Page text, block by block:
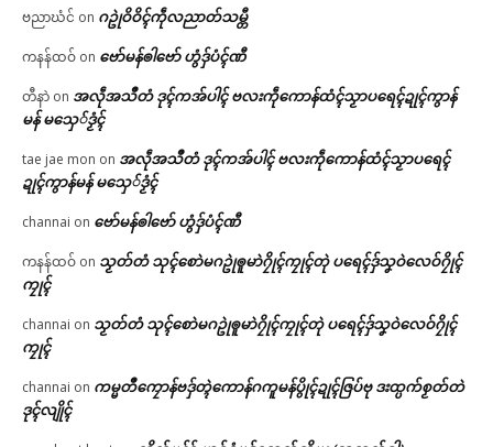
ဗညာဃံင် on ဂဥုဲဝိဝိၚ်ကဵုလညာတ်သမ္တီ
ကနန်ထဝ် on ဗော်မန်ၜါဗော် ဟွံဒှ်ပံၚ်ဏီ
တီနာဲ on အလဵုအသဳတံ ဒုၚ်ကအ်ပါၚ် ဗလးကဵုကောန်ထံၚ်သၟာပရေၚ်ဍုၚ်ကွာန်
မန် မသှေ်ဒၟံၚ်
tae jae mon on အလဵုအသဳတံ ဒုၚ်ကအ်ပါၚ် ဗလးကဵုကောန်ထံၚ်သၟာပရေၚ်
ဍုၚ်ကွာန်မန် မသှေ်ဒၟံၚ်
channai on ဗော်မန်ၜါဗော် ဟွံဒှ်ပံၚ်ဏီ
ကနန်ထဝ် on သၟတ်တံ သုၚ်စောဲမဂဥုဲၜူမာဲဂၠိုၚ်ကၠုၚ်တုဲ ပရေၚ်ဒှ်သၞဝဲလေဝ်ဂၠိုၚ်
ကၠုၚ်
channai on သၟတ်တံ သုၚ်စောဲမဂဥုဲၜူမာဲဂၠိုၚ်ကၠုၚ်တုဲ ပရေၚ်ဒှ်သၞဝဲလေဝ်ဂၠိုၚ်
ကၠုၚ်
channai on ကမ္မတဳကၠောန်ဗဒှ်တ္ၚဲကောန်ဂကူမန်ပွိုၚ်ဍုၚ်ဇြပ်ဗု ဒးထ္ပက်စၟတ်တဲ
ဒုၚ်လျိုၚ်